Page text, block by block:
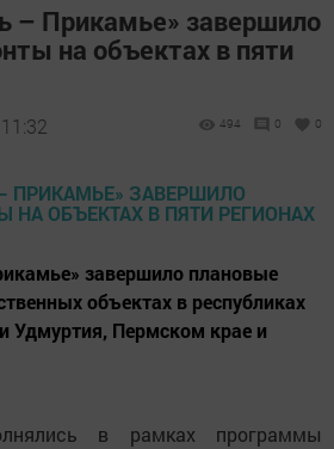
– Прикамье» завершило
на объектах в пяти
494 0 0
завершило плановые
объектах в республиках
Удмуртия, Пермском крае и
в рамках программы